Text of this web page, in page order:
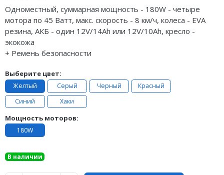
Одноместный, суммарная мощность - 180W - четыре
мотора по 45 Ватт, макс. скорость - 8 км/ч, колеса - EVA
резина, АКБ - один 12V/14Ah или 12V/10Ah, кресло -
экокожа
+ Ремень безопасности
Выберите цвет:
Желтый Серый Черный
Красный
Синий
Хаки
Мощность моторов:
180W
В наличии